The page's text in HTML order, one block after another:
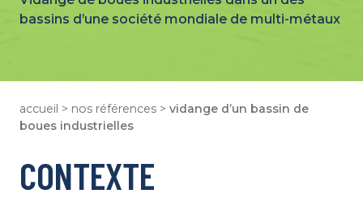
Strasbourg
Qui Sommes-Nous ?
Notre École de Formation
Nous Rejoindre
bassins d’une société mondiale de multi-métaux
accueil > nos références > vidange d’un bassin de
boues industrielles
CONTEXTE